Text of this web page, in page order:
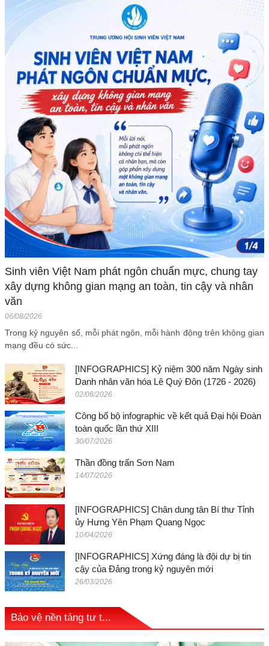
Sinh viên Việt Nam phát ngôn chuẩn mực, chung tay
xây dựng không gian mạng an toàn, tin cậy và nhân
văn
06/08/2026
Trong kỷ nguyên số, mỗi phát ngôn, mỗi hành động trên không gian
mạng đều có sức...
[INFOGRAPHICS] Kỷ niệm 300 năm Ngày sinh
Danh nhân văn hóa Lê Quý Đôn (1726 - 2026)
02/08/2026
Công bố bộ infographic về kết quả Đại hội Đoàn
toàn quốc lần thứ XIII
30/07/2026
Thần đồng trấn Sơn Nam
14/07/2026
[INFOGRAPHICS] Chân dung tân Bí thư Tỉnh
ủy Hưng Yên Phạm Quang Ngọc
10/04/2026
[INFOGRAPHICS] Xứng đáng là đội dự bị tin
cậy của Đảng trong kỷ nguyên mới
26/03/2026
Bảo vệ nền tảng tư t...